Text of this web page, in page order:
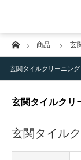
Home商品 玄
玄関タイルクリーニング
玄関タイルクリ
玄関タイル
ホーム
士業